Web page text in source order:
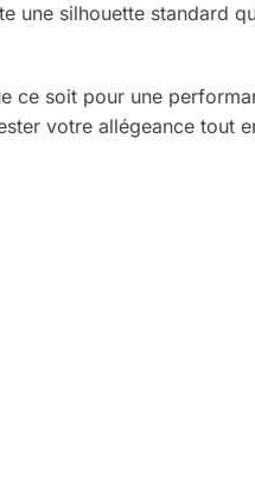
une silhouette standard
ce soit pour une
votre allégeance tout